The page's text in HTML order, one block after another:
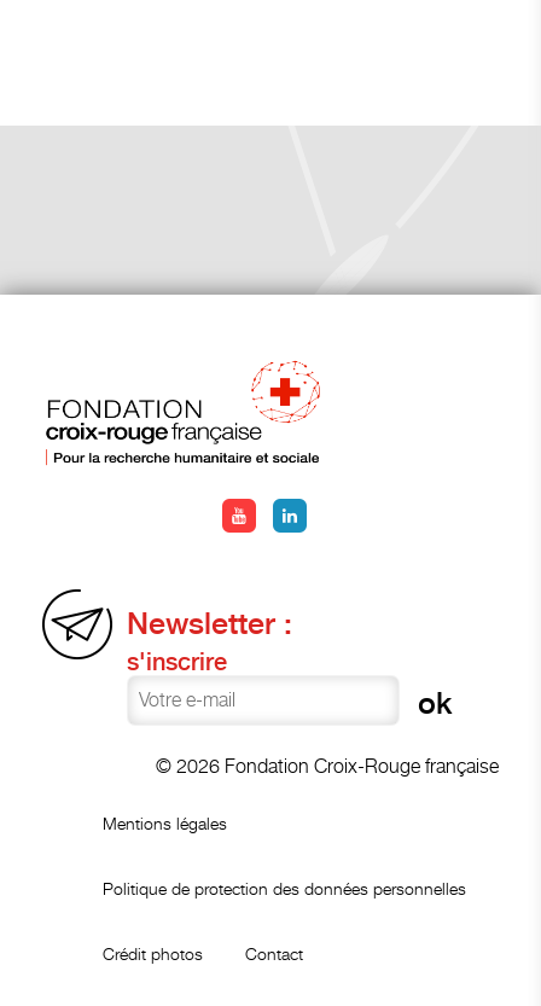
Newsletter :
s'inscrire
© 2026 Fondation Croix-Rouge française
Mentions légales
Politique de protection des données personnelles
Crédit photos Contact